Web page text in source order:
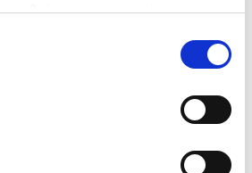
στα παραπάνω.
από τα παρακάτω με την
΄΄και να ενημερωθείτε σχετικά με